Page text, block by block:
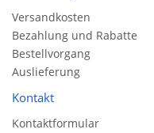
Versandkosten
Bezahlung und Rabatte
Bestellvorgang
Auslieferung
Kontakt
Kontaktformular